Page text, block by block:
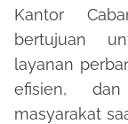
Kantor
bertujuan
layanan
efisien,
masyarakat